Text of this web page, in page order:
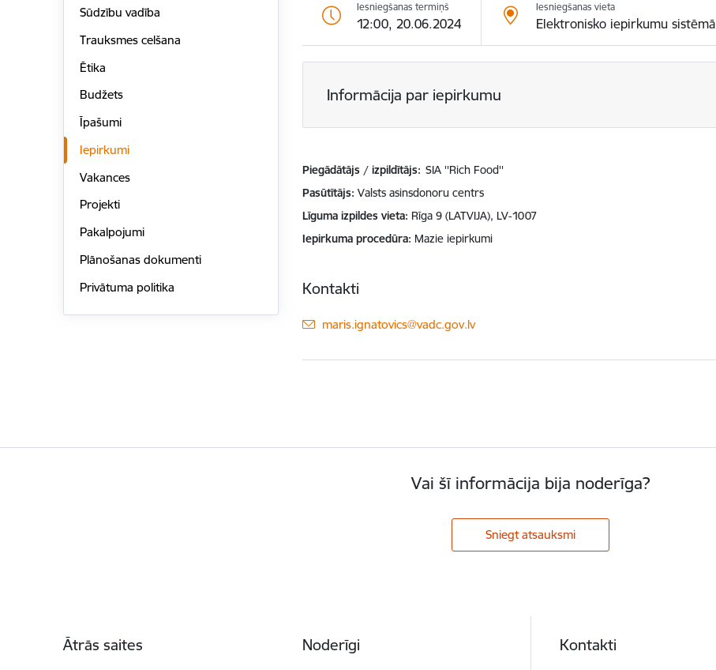
Sūdzību vadība
Trauksmes celšana
Ētika
Budžets
Īpašumi
Iepirkumi
Vakances
Projekti
Pakalpojumi
Plānošanas dokumenti
Privātuma politika
Iesniegšanas termiņš
12:00, 20.06.2024
Iesniegšanas vieta
Elektronisko iepirkumu sistēmā
Informācija par iepirkumu
Piegādātājs / izpildītājs: SIA ''Rich Food''
Pasūtītājs Valsts asinsdonoru centrs
Līguma izpildes vieta Rīga 9 (LATVIJA), LV-1007
Iepirkuma procedūra Mazie iepirkumi
Kontakti
E-pasts:
maris.ignatovics@vadc.gov.lv
Vai šī informācija bija noderīga?
Sniegt atsauksmi
Ātrās saites Noderīgi Kontakti